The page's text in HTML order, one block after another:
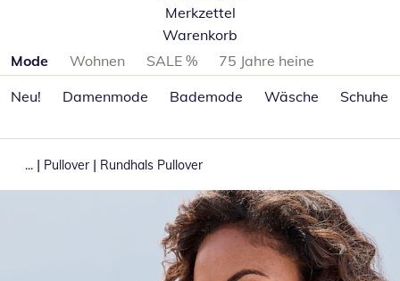
Merkzettel
Warenkorb
Produktkategorien überspringen
Mode Wohnen SALE %
75 Jahre heine
Neu!
Damenmode Bademode Wäsche Schuhe
... | Pullover | Rundhals Pullover